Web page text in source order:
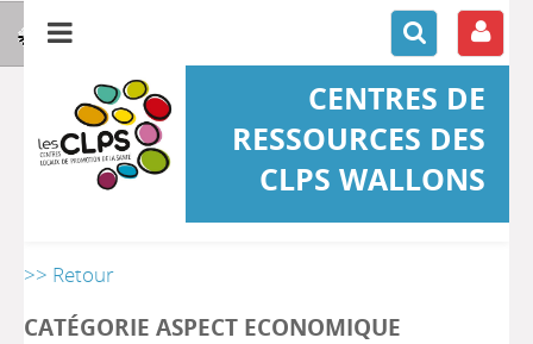
CENTRES DE
RESSOURCES DES
CLPS WALLONS
>> Retour
CATÉGORIE ASPECT ECONOMIQUE